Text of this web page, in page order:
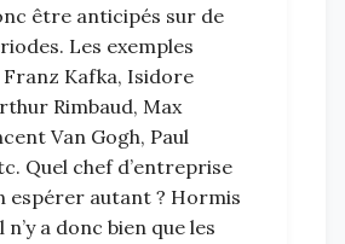
être anticipés sur de
Les exemples
Kafka, Isidore
Rimbaud, Max
Van Gogh, Paul
Quel chef d’entreprise
espérer autant ? Hormis
n’y a donc bien que les